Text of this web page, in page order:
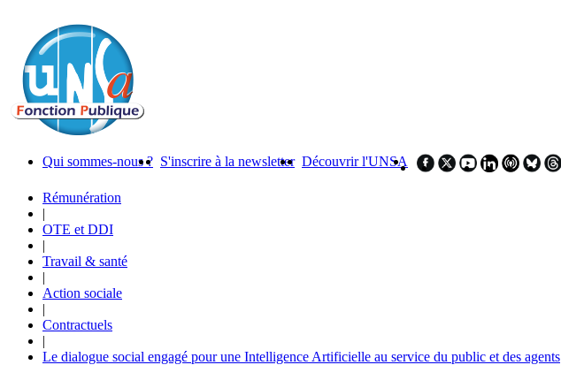
Qui sommes-nous ? S'inscrire à la newsletter Découvrir l'UNSA
Rémunération
|
OTE et DDI
|
Travail & santé
|
Action sociale
|
Contractuels
|
Le dialogue social engagé pour une Intelligence Artificielle au service du public et des agents